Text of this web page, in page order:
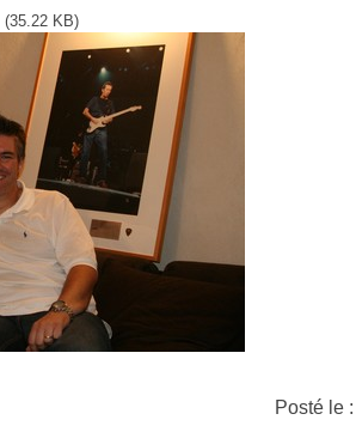
(35.22 KB)
Posté le